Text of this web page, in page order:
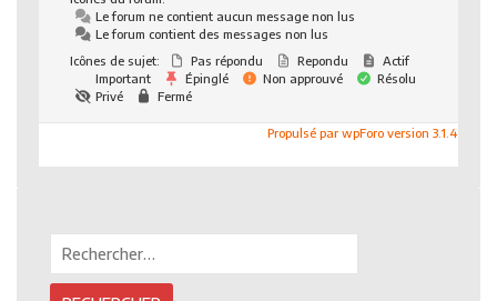
Le forum ne contient aucun message non lus
Le forum contient des messages non lus
Icônes de sujet:
Pas répondu Repondu
Actif
Important
Épinglé Non approuvé
Résolu
Privé
Fermé
Propulsé par wpForo version 3.1.4